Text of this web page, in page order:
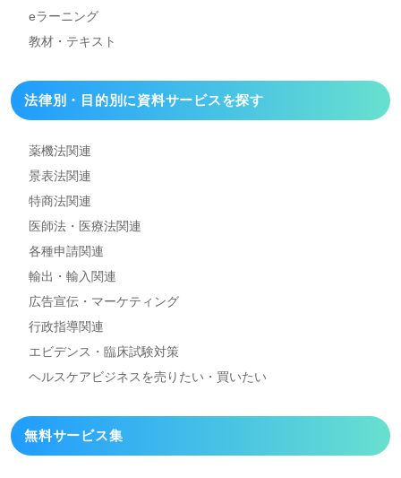
eラーニング
教材・テキスト
法律別・目的別に資料サービスを探す
薬機法関連
景表法関連
特商法関連
医師法・医療法関連
各種申請関連
輸出・輸入関連
広告宣伝・マーケティング
行政指導関連
エビデンス・臨床試験対策
ヘルスケアビジネスを売りたい・買いたい
無料サービス集